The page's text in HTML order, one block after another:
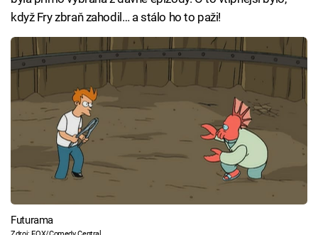
když Fry zbraň zahodil… a stálo ho to paži!
Futurama